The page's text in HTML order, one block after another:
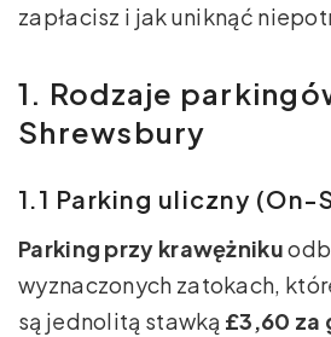
zapłacisz i jak uniknąć
1. Rodzaje
Shrewsbury
1.1 Parking uliczny
Parking przy krawężniku
wyznaczonych zatokach,
są jednolitą stawką £3,60 za